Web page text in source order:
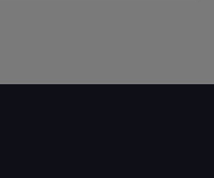
«ασφαλούς τρίτης